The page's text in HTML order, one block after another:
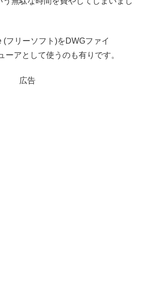
(フリーソフト)をDWGファイ
ーアとして使うのも有りです。
広告